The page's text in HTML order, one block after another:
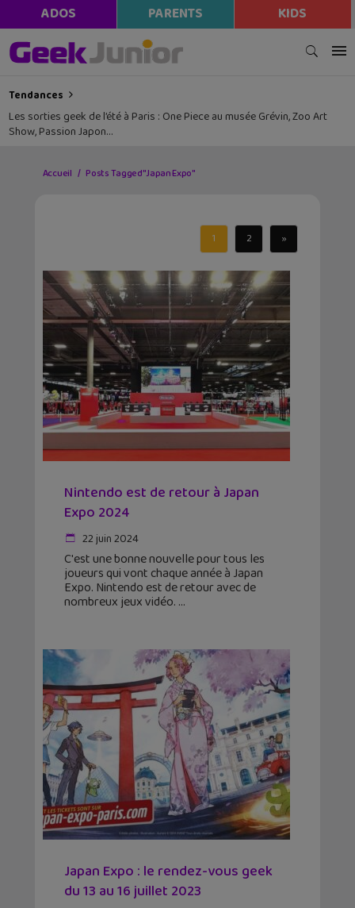
ADOS PARENTS KIDS
Tendances
Les sorties geek de l’été à Paris : One Piece au musée Grévin, Zoo Art
Show, Passion Japon…
Accueil Posts Tagged "Japan Expo"
1 2 »
Nintendo est de retour à Japan
Expo 2024
22 juin 2024
C'est une bonne nouvelle pour tous les
joueurs qui vont chaque année à Japan
Expo. Nintendo est de retour avec de
nombreux jeux vidéo.
Japan Expo : le rendez-vous geek
du 13 au 16 juillet 2023